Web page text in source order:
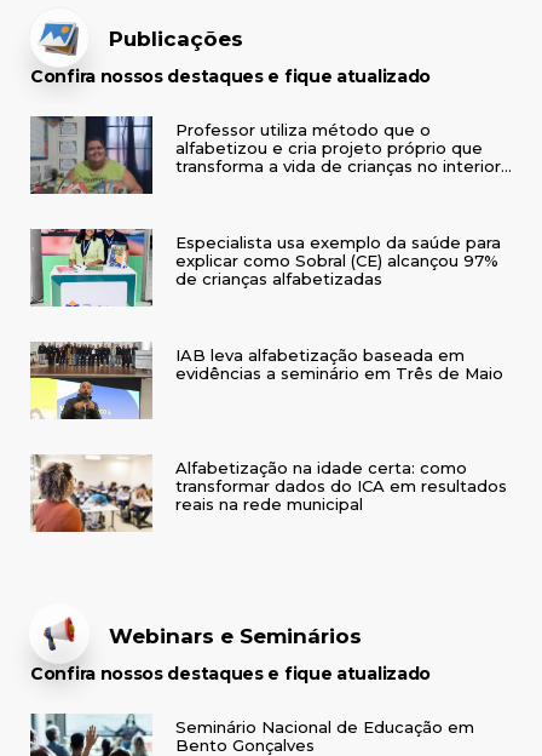
Publicações
Confira nossos destaques e fique atualizado
Professor utiliza método que o
alfabetizou e cria projeto próprio que
transforma a vida de crianças no interior
Especialista usa exemplo da saúde para
explicar como Sobral (CE) alcançou 97%
de crianças alfabetizadas
IAB leva alfabetização baseada em
evidências a seminário em Três de Maio
Alfabetização na idade certa: como
transformar dados do ICA em resultados
reais na rede municipal
Webinars e Seminários
Confira nossos destaques e fique atualizado
Seminário Nacional de Educação em
Bento Gonçalves